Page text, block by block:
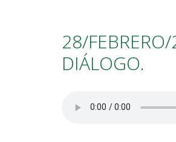
28/
DIÁLOGO.